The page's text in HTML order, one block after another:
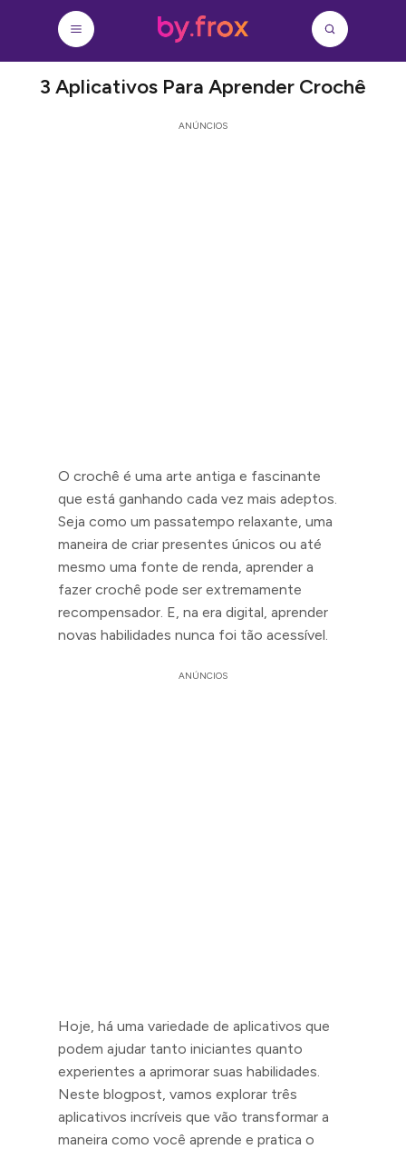
3 Aplicativos Para Aprender Crochê
ANÚNCIOS
O crochê é uma arte antiga e fascinante
que está ganhando cada vez mais adeptos.
Seja como um passatempo relaxante, uma
maneira de criar presentes únicos ou até
mesmo uma fonte de renda, aprender a
fazer crochê pode ser extremamente
recompensador. E, na era digital, aprender
novas habilidades nunca foi tão acessível.
ANÚNCIOS
Hoje, há uma variedade de aplicativos que
podem ajudar tanto iniciantes quanto
experientes a aprimorar suas habilidades.
Neste blogpost, vamos explorar três
aplicativos incríveis que vão transformar a
maneira como você aprende e pratica o